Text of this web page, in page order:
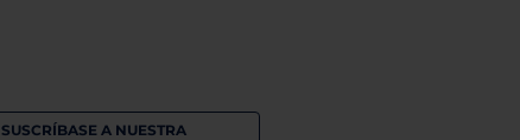
SUSCRÍBASE A NUESTRA